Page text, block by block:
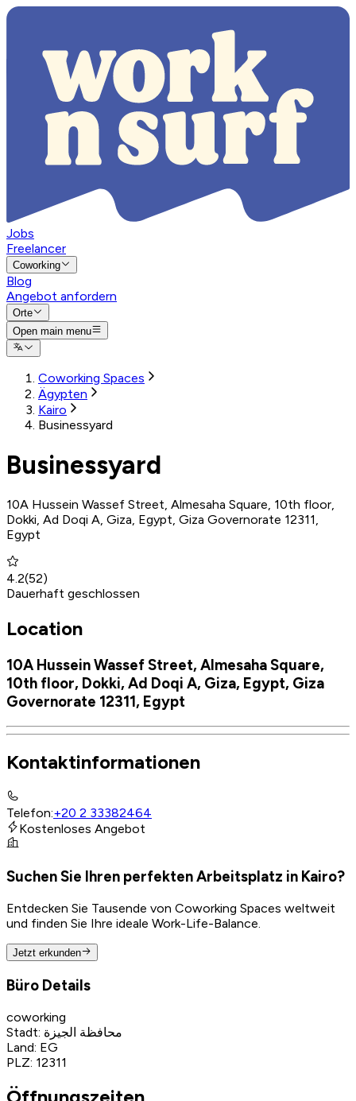
Jobs
Freelancer
Coworking
Blog
Angebot anfordern
Orte
Open main menu
Coworking Spaces
Ägypten
Kairo
Businessyard
Businessyard
10A Hussein Wassef Street, Almesaha Square, 10th floor,
Dokki, Ad Doqi A, Giza, Egypt, Giza Governorate 12311,
Egypt
4.2(52)
Dauerhaft geschlossen
Location
10A Hussein Wassef Street, Almesaha Square,
10th floor, Dokki, Ad Doqi A, Giza, Egypt, Giza
Governorate 12311, Egypt
Kontaktinformationen
Telefon:+20 2 33382464
Kostenloses Angebot
Suchen Sie Ihren perfekten Arbeitsplatz in Kairo?
Entdecken Sie Tausende von Coworking Spaces weltweit
und finden Sie Ihre ideale Work-Life-Balance.
Jetzt erkunden
Büro Details
coworking
Stadt: محافظة الجيزة
Land: EG
PLZ: 12311